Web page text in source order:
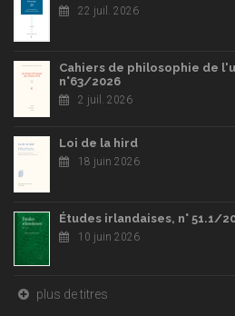
22 juil. 2026
Cahiers de philosophie de
n°63/2026
2 juil. 2026
Loi de la hird
18 juin 2026
Études irlandaises, n° 51.1/
10 juin 2026
plus de titres